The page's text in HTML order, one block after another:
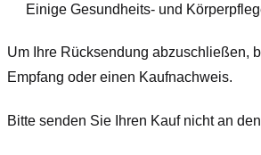
Einige Gesundheits- und
Um Ihre Rücksendung abzuschließen,
Empfang oder einen Kaufnachweis.
Bitte senden Sie Ihren Kauf nicht an